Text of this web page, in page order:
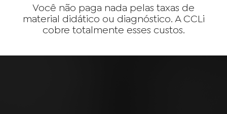
Você não paga nada pelas taxas de
material didático ou diagnóstico. A CCLi
cobre totalmente esses custos.